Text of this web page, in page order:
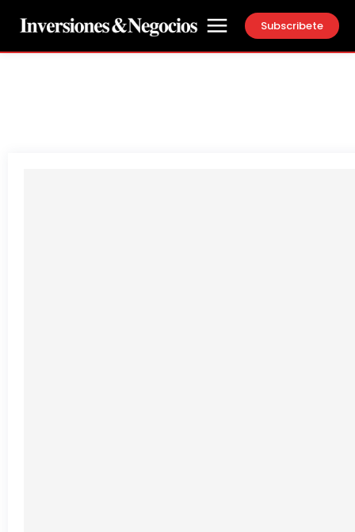
Subscribete